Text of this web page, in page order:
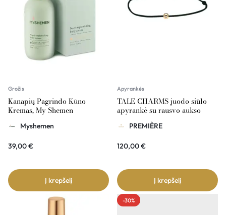
Grožis
Kanapių Pagrindo Kūno
Kremas, My Shemen
Myshemen
39,00€
Į krepšelį
Apyrankės
TALE CHARMS juodo siūlo
apyrankė su rausvo aukso
dekoru ir briliantu
PREMIÈRE
120,00€
Į krepšelį
-30%